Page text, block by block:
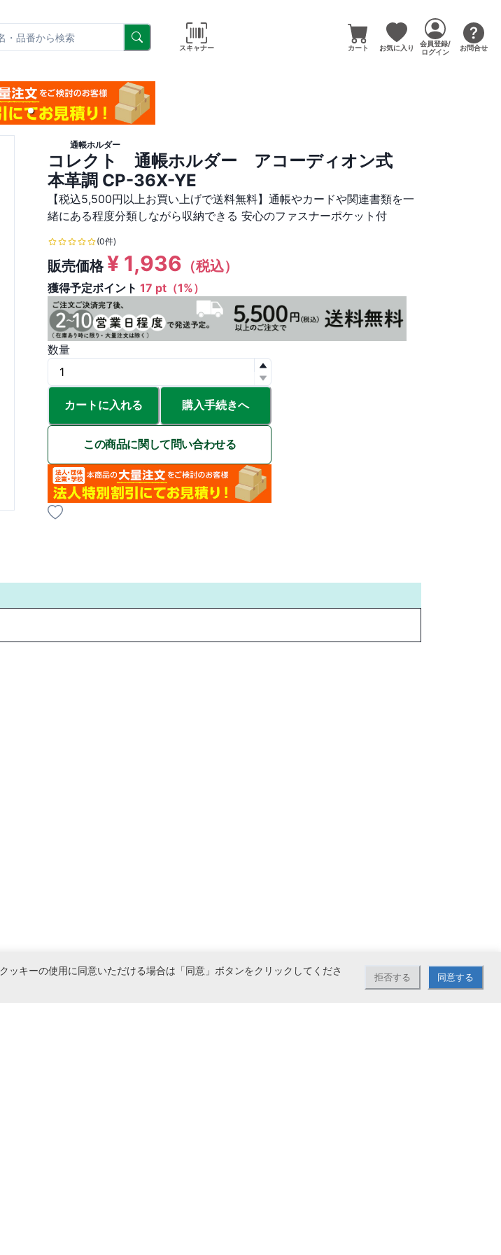
スキャナー カート お気に入り
会員登録/
ログイン
お問合せ
通帳ホルダー
コレクト 通帳ホルダー アコーディオン式
本革調 CP-36X-YE
【税込5,500円以上お買い上げで送料無料】通帳やカードや関連書類を一
緒にある程度分類しながら収納できる 安心のファスナーポケット付
(0件)
販売価格¥ 1,936 （税込）
獲得予定ポイント 17 pt（1%）
数量
カートに入れる 購入手続きへ
この商品に関して問い合わせる
キーの使用に同意いただける場合は「同意」ボタンをクリックしてくださ
拒否する 同意する